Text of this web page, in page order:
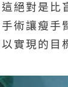
絕對是比
術讓瘦手
實現的目